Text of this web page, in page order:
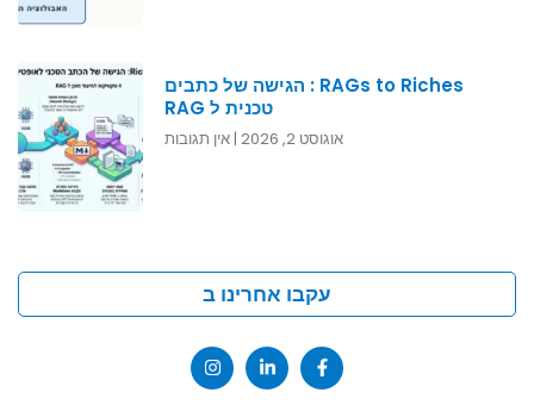
RAGs to Riches : הגישה של כתבים
טכנית ל RAG
אוגוסט 2, 2026 אין תגובות
עקבו אחרינו ב